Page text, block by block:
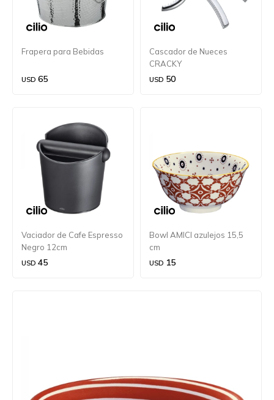
Frapera para Bebidas
USD 65
Cascador de Nueces
CRACKY
USD 50
Vaciador de Cafe Espresso
Negro 12cm
USD 45
Bowl AMICI azulejos 15,5
cm
USD 15